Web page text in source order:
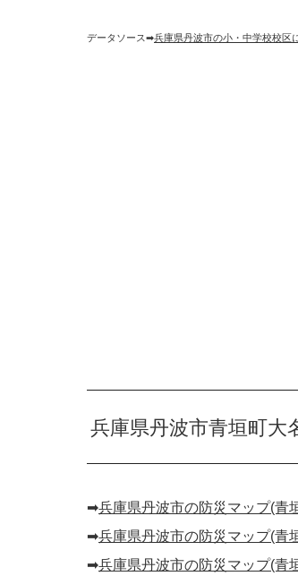
データソース➡︎兵庫県丹波市の小・中学校校区
兵庫県丹波市青垣町大
➡︎兵庫県丹波市の防災マップ(
➡︎兵庫県丹波市の防災マップ(
➡︎兵庫県丹波市の防災マップ(